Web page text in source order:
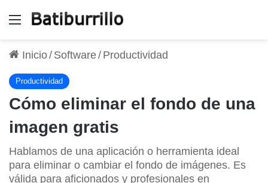
Menú
Inicio/ Software/ Productividad
Productividad
Cómo eliminar el fondo de una
imagen gratis
Hablamos de una aplicación o herramienta ideal
para eliminar o cambiar el fondo de imágenes. Es
válida para aficionados y profesionales en